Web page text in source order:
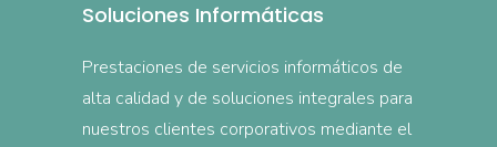
Soluciones Informáticas
Prestaciones de servicios informáticos de
alta calidad y de soluciones integrales para
nuestros clientes corporativos mediante el